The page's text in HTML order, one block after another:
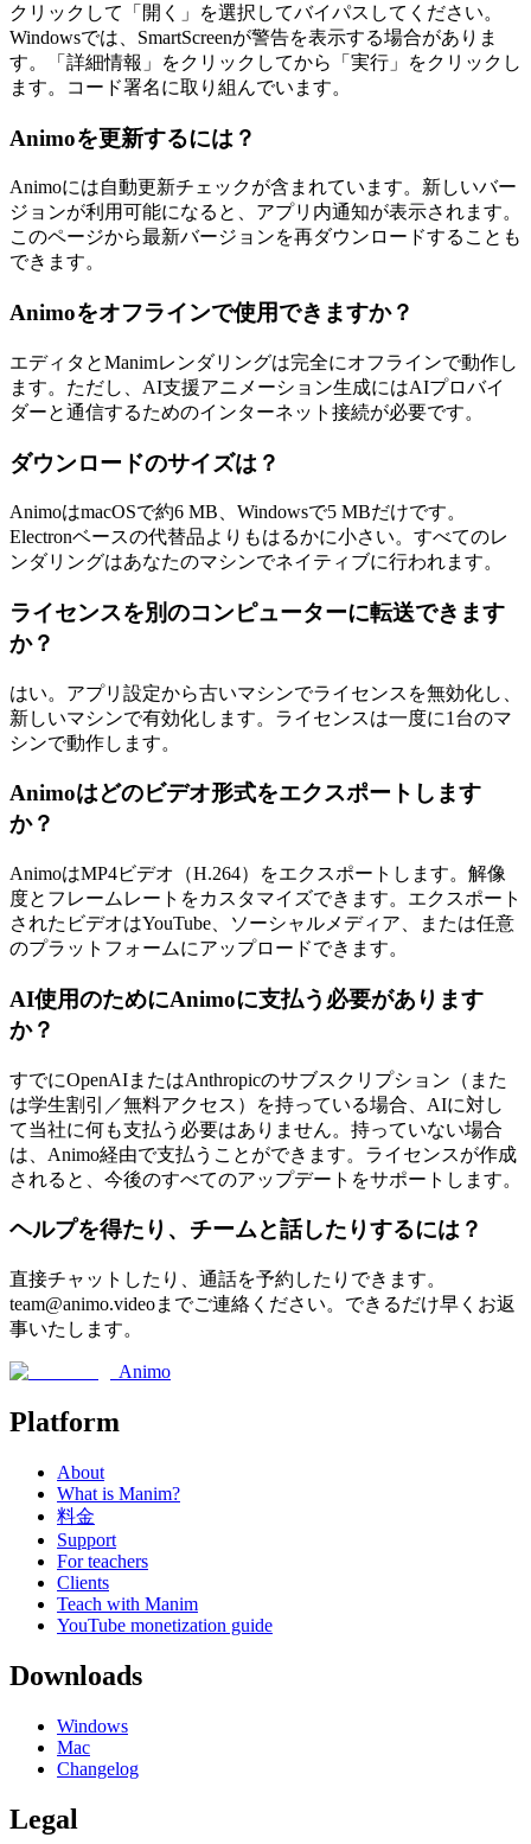
クリックして「開く」を選択してバイパスしてください。
Windowsでは、SmartScreenが警告を表示する場合がありま
す。「詳細情報」をクリックしてから「実行」をクリックし
ます。コード署名に取り組んでいます。
Animoを更新するには？
Animoには自動更新チェックが含まれています。新しいバー
ジョンが利用可能になると、アプリ内通知が表示されます。
このページから最新バージョンを再ダウンロードすることも
できます。
Animoをオフラインで使用できますか？
エディタとManimレンダリングは完全にオフラインで動作し
ます。ただし、AI支援アニメーション生成にはAIプロバイ
ダーと通信するためのインターネット接続が必要です。
ダウンロードのサイズは？
AnimoはmacOSで約6 MB、Windowsで5 MBだけです。
Electronベースの代替品よりもはるかに小さい。すべてのレ
ンダリングはあなたのマシンでネイティブに行われます。
ライセンスを別のコンピューターに転送できます
か？
はい。アプリ設定から古いマシンでライセンスを無効化し、
新しいマシンで有効化します。ライセンスは一度に1台のマ
シンで動作します。
Animoはどのビデオ形式をエクスポートします
か？
AnimoはMP4ビデオ（H.264）をエクスポートします。解像
度とフレームレートをカスタマイズできます。エクスポート
されたビデオはYouTube、ソーシャルメディア、または任意
のプラットフォームにアップロードできます。
AI使用のためにAnimoに支払う必要があります
か？
すでにOpenAIまたはAnthropicのサブスクリプション（また
は学生割引／無料アクセス）を持っている場合、AIに対し
て当社に何も支払う必要はありません。持っていない場合
は、Animo経由で支払うことができます。ライセンスが作成
されると、今後のすべてのアップデートをサポートします。
ヘルプを得たり、チームと話したりするには？
直接チャットしたり、通話を予約したりできます。
team@animo.videoまでご連絡ください。できるだけ早くお返
事いたします。
Animo
Platform
About
What is Manim?
料金
Support
For teachers
Clients
Teach with Manim
YouTube monetization guide
Downloads
Windows
Mac
Changelog
Legal